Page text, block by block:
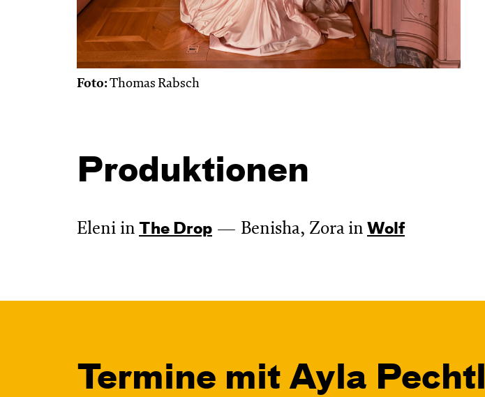
Foto:Thomas Rabsch
Produktionen
Eleni in The Drop Benisha, Zora in Wolf
Termine mit Ayla Pechtl